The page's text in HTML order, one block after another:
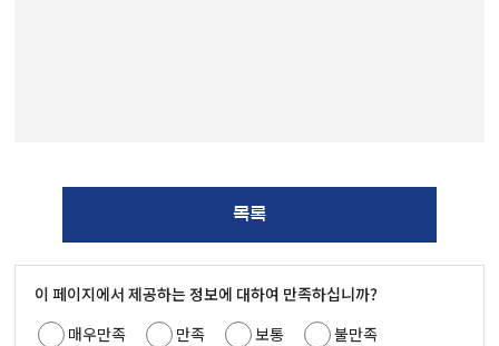
목록
이 페이지에서 제공하는 정보에 대하여 만족하십니까?
매우만족
만족 보통
불만족